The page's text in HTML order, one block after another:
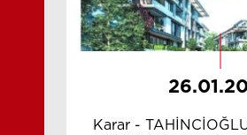
Karar -